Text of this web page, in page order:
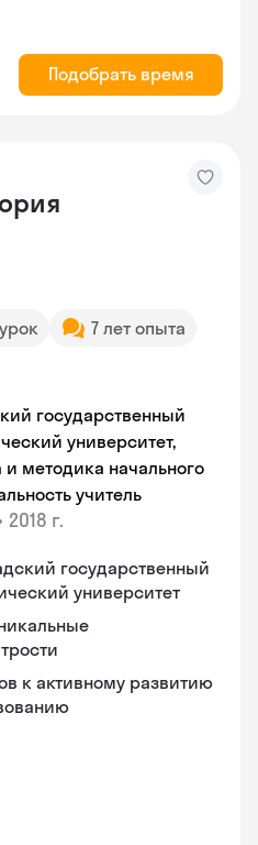
Подобрать время
7 лет опыта
государственный
университет,
методика начального
учитель
2018 г.
государственный
университет
к активному развитию